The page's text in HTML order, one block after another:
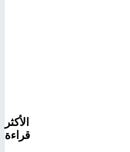
الأكثر
قراءة